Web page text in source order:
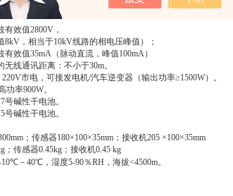
有效值2800V ，
8kV ，相当于10kV线路的相电压峰值）；
有效值35mA （脉动直流，峰值100mA）
无线通讯距离：不小于30m。
220V市电，可接发电机/汽车逆变器（输出功率≥1500W）。
功率900W。
7号碱性干电池。
5号碱性干电池。
；传感器180×100×35mm ；接收机205 ×100×35mm
；传感器0.45kg ；接收机0.45 kg
10℃ － 40℃ ，湿度5-90％RH ，海拔<4500m。